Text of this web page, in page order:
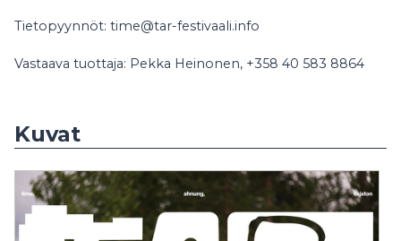
Tietopyynnöt: time@tar-festivaali.info
Vastaava tuottaja: Pekka Heinonen, +358 40 583 8864
Kuvat